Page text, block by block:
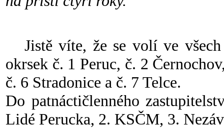
Jistě víte, že se volí ve
okrsek č. 1 Peruc, č. 2
č. 6 Stradonice a č. 7 Telce.
Do patnáctičlenného
Lidé Perucka, 2. KSČM, 3.